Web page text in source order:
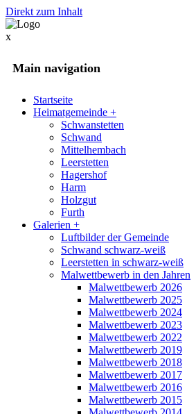
Direkt zum Inhalt
x
Main navigation
Startseite
Heimatgemeinde +
Schwanstetten
Schwand
Mittelhembach
Leerstetten
Hagershof
Harm
Holzgut
Furth
Galerien +
Luftbilder der Gemeinde
Schwand schwarz-weiß
Leerstetten in schwarz-weiß
Malwettbewerb in den Jahren
Malwettbewerb 2026
Malwettbewerb 2025
Malwettbewerb 2024
Malwettbewerb 2023
Malwettbewerb 2022
Malwettbewerb 2019
Malwettbewerb 2018
Malwettbewerb 2017
Malwettbewerb 2016
Malwettbewerb 2015